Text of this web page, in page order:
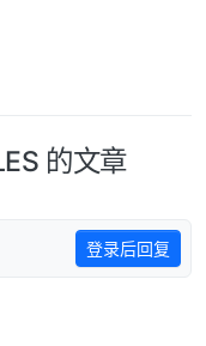
的文章
登录后回复